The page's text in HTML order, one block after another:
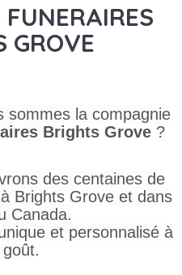
GROVE
sommes la compagnie
Brights Grove ?
des centaines de
Brights Grove et dans
Canada.
et personnalisé à